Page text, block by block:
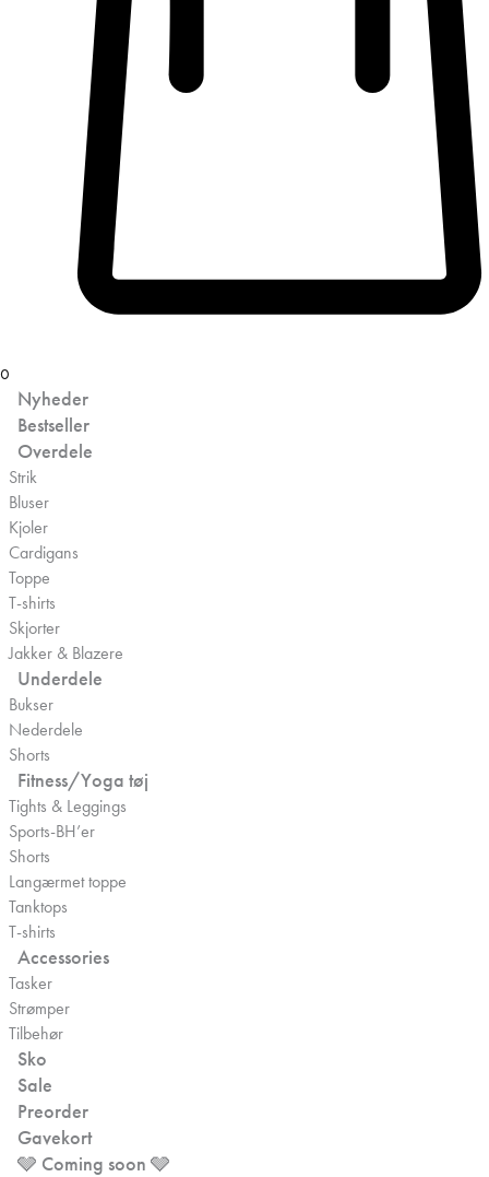
0
Nyheder
Bestseller
Overdele
Strik
Bluser
Kjoler
Cardigans
Toppe
T-shirts
Skjorter
Jakker & Blazere
Underdele
Bukser
Nederdele
Shorts
Fitness/Yoga tøj
Tights & Leggings
Sports-BH’er
Shorts
Langærmet toppe
Tanktops
T-shirts
Accessories
Tasker
Strømper
Tilbehør
Sko
Sale
Preorder
Gavekort
🩶 Coming soon 🩶